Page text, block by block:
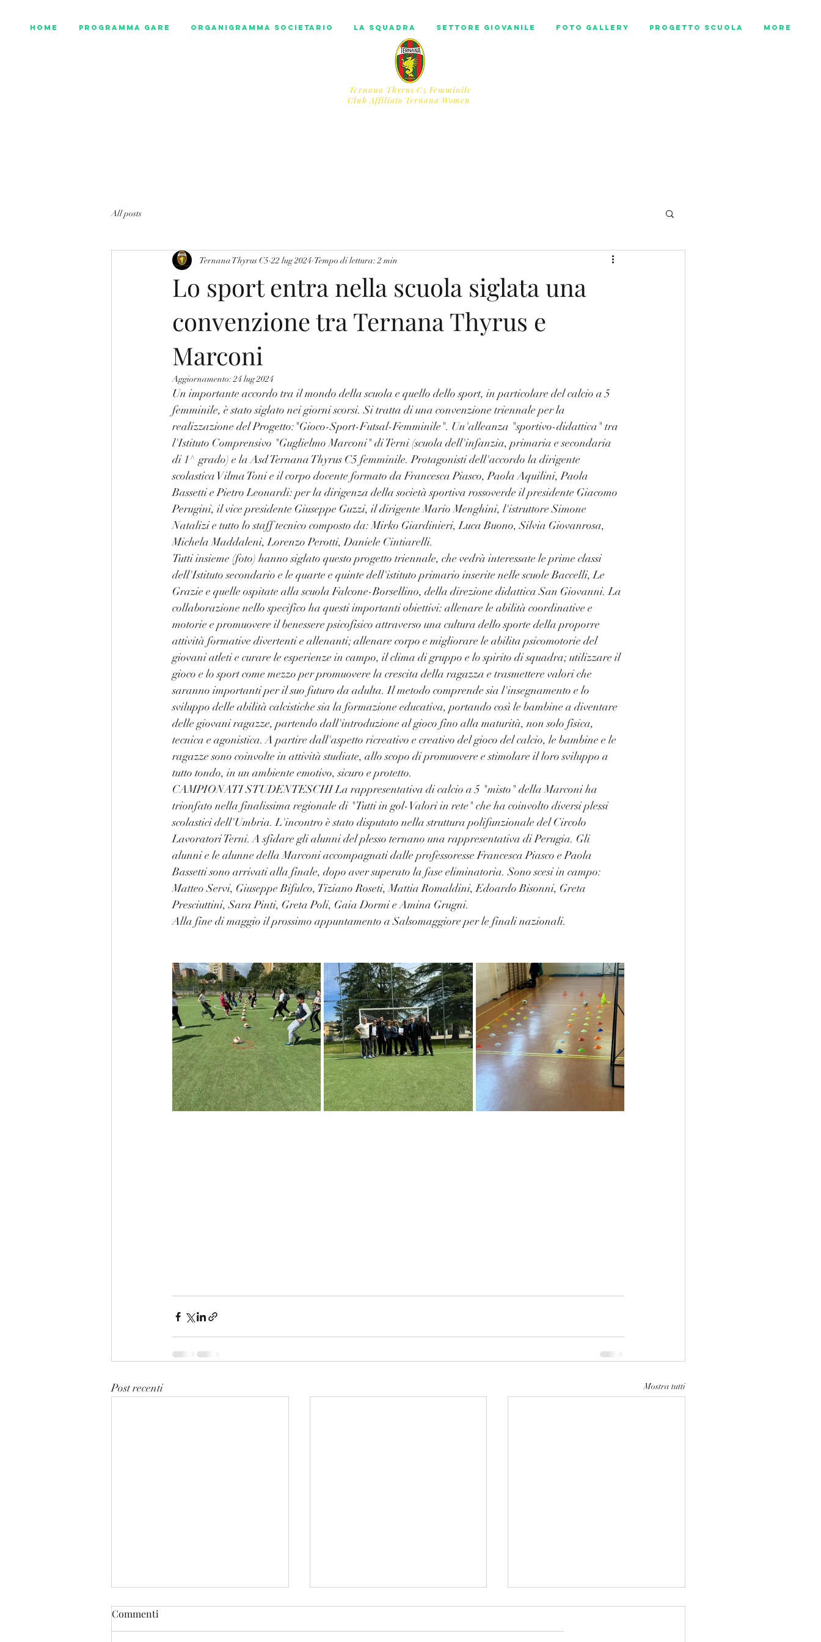
Home Programma gare Organigramma societario La squadra Settore Giovanile Foto Gallery Progetto scuola More
Ternana Thyrus C5 Femminile
​Club Affiliato Ternana Women
All posts
Lo sport entra nella scuola siglata una
convenzione tra Ternana Thyrus e
Marconi
Ternana Thyrus C5 22 lug 2024 Tempo di lettura: 2 min
Aggiornamento:24 lug 2024
Un importante accordo tra il mondo della scuola e quello dello sport, in particolare del calcio a 5
femminile, è stato siglato nei giorni scorsi. Si tratta di una convenzione triennale per la
realizzazione del Progetto:"Gioco-Sport-Futsal-Femminile". Un'alleanza "sportivo-didattica" tra
l'Istituto Comprensivo "Guglielmo Marconi" di Terni (scuola dell'infanzia, primaria e secondaria
di 1^ grado) e la Asd Ternana Thyrus C5 femminile. Protagonisti dell'accordo la dirigente
scolastica Vilma Toni e il corpo docente formato da Francesca Piasco, Paola Aquilini, Paola
Bassetti e Pietro Leonardi: per la dirigenza della società sportiva rossoverde il presidente Giacomo
Perugini, il vice presidente Giuseppe Guzzi, il dirigente Mario Menghini, l'istruttore Simone
Natalizi e tutto lo staff tecnico composto da: Mirko Giardinieri, Luca Buono, Silvia Giovanrosa,
Michela Maddaleni, Lorenzo Perotti, Daniele Cintiarelli.
Tutti insieme (foto) hanno siglato questo progetto triennale, che vedrà interessate le prime classi
dell'Istituto secondario e le quarte e quinte dell'istituto primario inserite nelle scuole Baccelli, Le
Grazie e quelle ospitate alla scuola Falcone-Borsellino, della direzione didattica San Giovanni. La
collaborazione nello specifico ha questi importanti obiettivi: allenare le abilità coordinative e
motorie e promuovere il benessere psicofisico attraverso una cultura dello sporte della proporre
attività formative divertenti e allenanti; allenare corpo e migliorare le abilita psicomotorie del
giovani atleti e curare le esperienze in campo, il clima di gruppo e lo spirito di squadra; utilizzare il
gioco e lo sport come mezzo per promuovere la crescita della ragazza e trasmettere valori che
saranno importanti per il suo futuro da adulta. Il metodo comprende sia l'insegnamento e lo
sviluppo delle abilità calcistiche sia la formazione educativa, portando così le bambine a diventare
delle giovani ragazze, partendo dall'introduzione al gioco fino alla maturità, non solo fisica,
tecnica e agonistica. A partire dall'aspetto ricreativo e creativo del gioco del calcio, le bambine e le
ragazze sono coinvolte in attività studiate, allo scopo di promuovere e stimolare il loro sviluppo a
tutto tondo, in un ambiente emotivo, sicuro e protetto.
CAMPIONATI STUDENTESCHI La rappresentativa di calcio a 5 "misto" della Marconi ha
trionfato nella finalissima regionale di "Tutti in gol-Valori in rete" che ha coinvolto diversi plessi
scolastici dell'Umbria. L'incontro è stato disputato nella struttura polifunzionale del Circolo
Lavoratori Terni. A sfidare gli alunni del plesso ternano una rappresentativa di Perugia. Gli
alunni e le alunne della Marconi accompagnati dalle professoresse Francesca Piasco e Paola
Bassetti sono arrivati alla finale, dopo aver superato la fase eliminatoria. Sono scesi in campo:
Matteo Servi, Giuseppe Bifulco, Tiziano Roseti, Mattia Romaldini, Edoardo Bisonni, Greta
Presciuttini, Sara Pinti, Greta Poli, Gaia Dormi e Amina Grugni.
Alla fine di maggio il prossimo appuntamento a Salsomaggiore per le finali nazionali.
Post recenti Mostra tutti
Commenti